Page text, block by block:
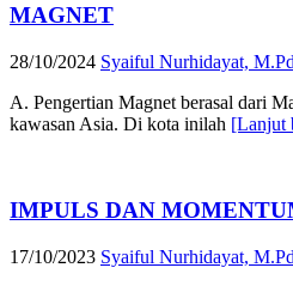
MAGNET
28/10/2024 Syaiful Nurhidayat, M.Pd
A. Pengertian Magnet berasal dari
kawasan Asia. Di kota inilah [Lanjut
IMPULS DAN
17/10/2023 Syaiful Nurhidayat, M.Pd